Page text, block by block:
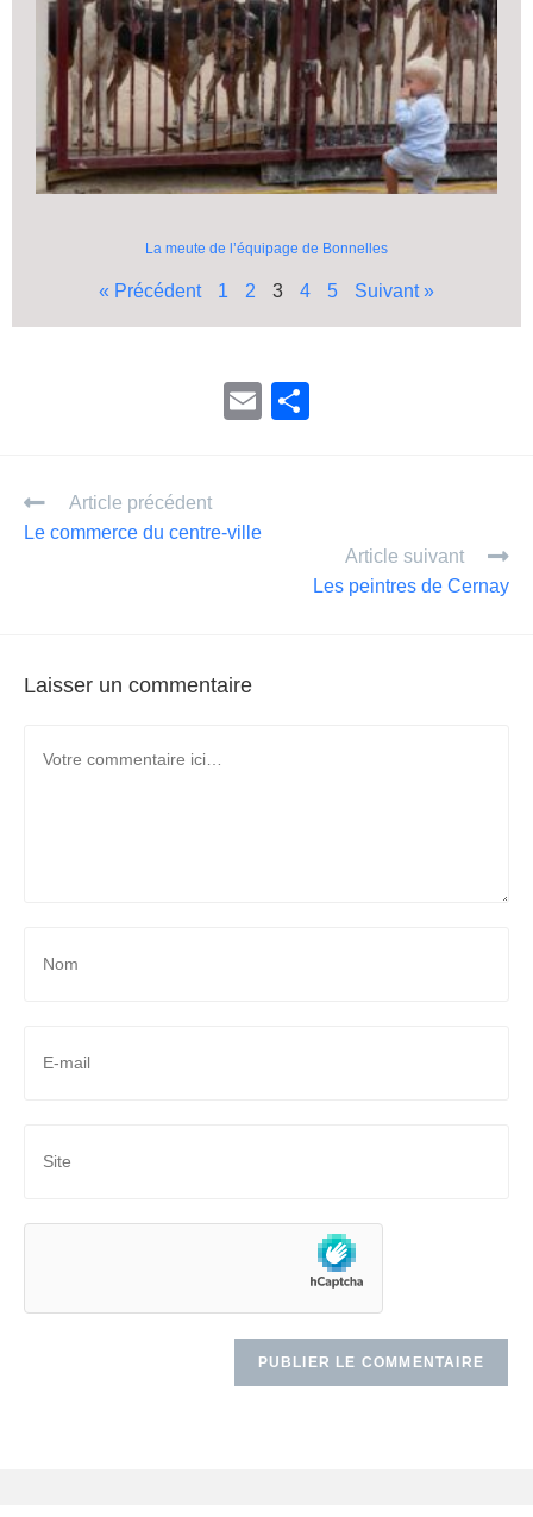
La meute de l’équipage de Bonnelles
« Précédent 1 2 3 4 5 Suivant »
E
er
Article précédent
Le commerce du centre-ville
Article suivant
Les peintres de Cernay
Laisser un commentaire